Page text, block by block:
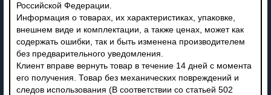
Российской Федерации.
Информация о товарах, их характеристиках, упаковке,
внешнем виде и комплектации, а также ценах, может как
содержать ошибки, так и быть изменена производителем
без предварительного уведомления.
Клиент вправе вернуть товар в течение 14 дней с момента
его получения. Товар без механических повреждений и
следов использования (В соответствии со статьей 502